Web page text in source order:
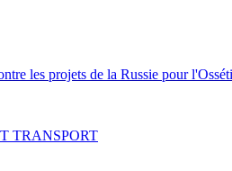
les projets de la Russie pour
TRANSPORT